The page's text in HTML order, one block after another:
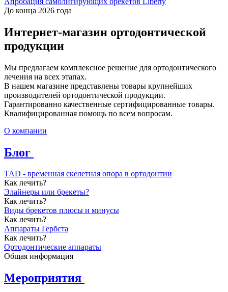
До конца 2026 года
Интернет-магазин ортодонтической
продукции
Мы предлагаем комплексное решение для ортодонтического
лечения на всех этапах.
В нашем магазине представлены товары крупнейших
производителей ортодонтической продукции.
Гарантированно качественные сертифицированные товары.
Квалифицированная помощь по всем вопросам.
О компании
Блог
TAD - временная скелетная опора в ортодонтии
Как лечить?
Элайнеры или брекеты?
Как лечить?
Виды брекетов плюсы и минусы
Как лечить?
Аппараты Гербста
Как лечить?
Ортодонтические аппараты
Общая информация
Мероприятия